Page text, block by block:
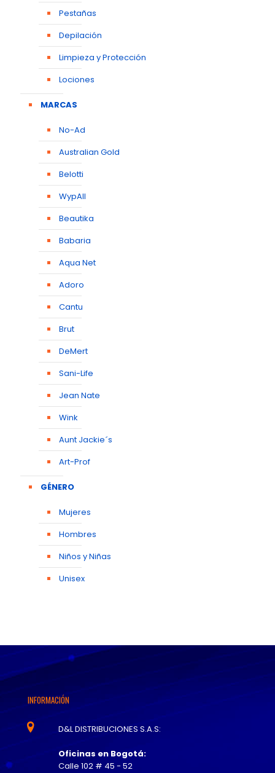
Pestañas
Depilación
Limpieza y Protección
Lociones
MARCAS
No-Ad
Australian Gold
Belotti
WypAll
Beautika
Babaria
Aqua Net
Adoro
Cantu
Brut
DeMert
Sani-Life
Jean Nate
Wink
Aunt Jackie´s
Art-Prof
GÉNERO
Mujeres
Hombres
Niños y Niñas
Unisex
INFORMACIÓN
D&L DISTRIBUCIONES S.A.S:
Oficinas en Bogotá:
Calle 102 # 45 - 52